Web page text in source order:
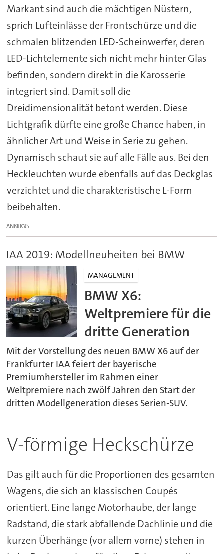
Markant sind auch die mächtigen Nüstern,
sprich Lufteinlässe der Frontschürze und die
schmalen blitzenden LED-Scheinwerfer, deren
LED-Lichtelemente sich nicht mehr hinter Glas
befinden, sondern direkt in die Karosserie
integriert sind. Damit soll die
Dreidimensionalität betont werden. Diese
Lichtgrafik dürfte eine große Chance haben, in
ähnlicher Art und Weise in Serie zu gehen.
Dynamisch schaut sie auf alle Fälle aus. Bei den
Heckleuchten wurde ebenfalls auf das Deckglas
verzichtet und die charakteristische L-Form
beibehalten.
ANZEIGE
IAA 2019: Modellneuheiten bei BMW
MANAGEMENT
BMW X6:
Weltpremiere für die
dritte Generation
Mit der Vorstellung des neuen BMW X6 auf der
Frankfurter IAA feiert der bayerische
Premiumhersteller im Rahmen einer
Weltpremiere nach zwölf Jahren den Start der
dritten Modellgeneration dieses Serien-SUV.
V-förmige Heckschürze
Das gilt auch für die Proportionen des gesamten
Wagens, die sich an klassischen Coupés
orientiert. Eine lange Motorhaube, der lange
Radstand, die stark abfallende Dachlinie und die
kurzen Überhänge (vor allem vorne) stehen in